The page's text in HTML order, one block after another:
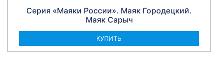
Серия «Маяки России». Маяк Городецкий.
Маяк Сарыч
КУПИТЬ